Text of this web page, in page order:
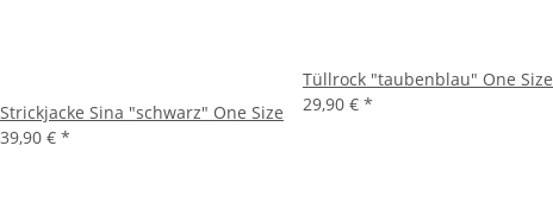
Strickjacke Sina "schwarz" One Size
39,90 € *
Tüllrock "taubenblau" One Size
29,90 € *